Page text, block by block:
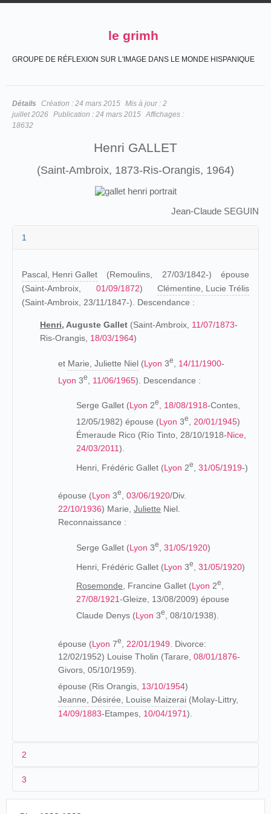
le grimh
GROUPE DE RÉFLEXION SUR L'IMAGE DANS LE MONDE HISPANIQUE
Détails Création : 24 mars 2015 Mis à jour : 2
juillet 2026 Publication : 24 mars 2015 Affichages :
18632
Henri GALLET
(Saint-Ambroix, 1873-Ris-Orangis, 1964)
Jean-Claude SEGUIN
1
Pascal, Henri Gallet (Remoulins, 27/03/1842-) épouse
(Saint-Ambroix, 01/09/1872) Clémentine, Lucie Trélis
(Saint-Ambroix, 23/11/1847-). Descendance :
Henri, Auguste Gallet (Saint-Ambroix, 11/07/1873-
Ris-Orangis, 18/03/1964)
et Marie, Juliette Niel (Lyon 3e 14/11/1900-
Lyon 3e 11/06/1965). Descendance :
Serge Gallet (Lyon 2e 18/08/1918-Contes,
12/05/1982) épouse (Lyon 3e 20/01/1945)
Émeraude Rico (Río Tinto, 28/10/1918-Nice
24/03/2011).
Henri, Frédéric Gallet (Lyon 2e 31/05/1919-)
épouse (Lyon 3e 03/06/1920/Div.
22/10/1936) Marie, Juliette Niel.
Reconnaissance :
Serge Gallet (Lyon 3e 31/05/1920)
Henri, Frédéric Gallet (Lyon 3e 31/05/1920)
Rosemonde,
Francine Gallet (Lyon 2e
27/08/1921-Gleize, 13/08/2009) épouse
Claude Denys (Lyon 3e , 08/10/1938).
épouse (Lyon 7e 22/01/1949 . Divorce:
12/02/1952) Louise Tholin (Tarare, 08/01/1876-
Givors, 05/10/1959).
épouse (Ris Orangis, 13/10/1954)
Jeanne, Désirée, Louise Maizerai (Molay-Littry,
14/09/1883-Etampes, 10/04/1971).
2
Pascal Gallet est "propriétaire" à Remoulins à la naissance
3